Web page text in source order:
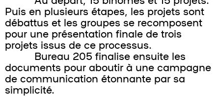
Puis en plusieurs étapes, les projets sont
débattus et les groupes se recomposent
pour une présentation finale de trois
projets issus de ce processus.
Bureau 205 finalise ensuite les
documents pour aboutir à une campagne
de communication étonnante par sa
simplicité.